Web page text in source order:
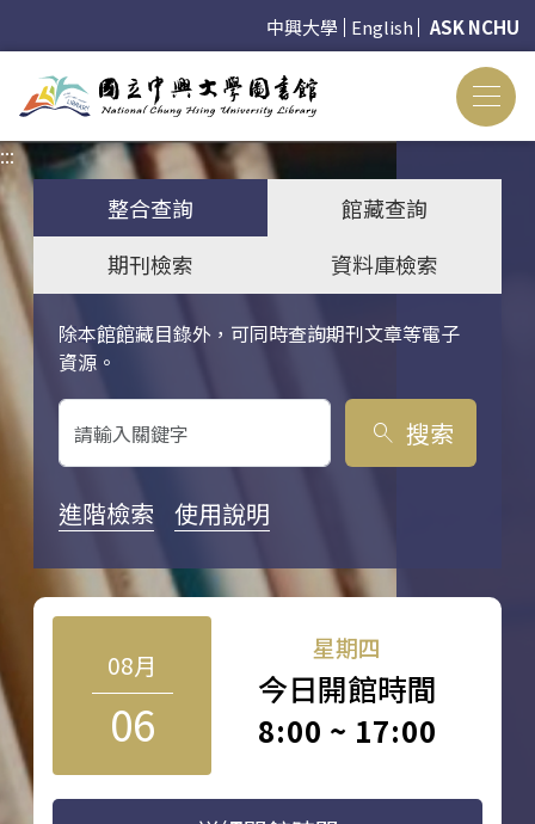
中興大學 English ASK NCHU
:::
整合查詢
館藏查詢
期刊檢索
資料庫檢索
除本館館藏目錄外，可同時查詢期刊文章等電子
資源。
關鍵字搜尋
search 搜索
進階檢索 使用說明
08月
06
星期四
今日開館時間
8:00 ~ 17:00